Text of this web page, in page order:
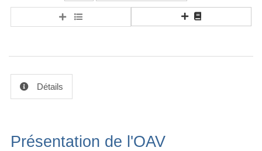
Détails
Présentation de l'OAV